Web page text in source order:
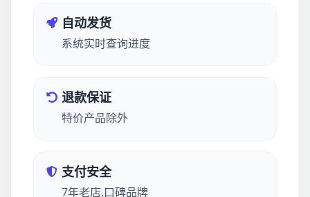
自动发货
系统实时查询进度
退款保证
特价产品除外
支付安全
7年老店,口碑品牌